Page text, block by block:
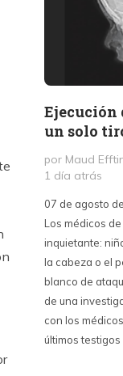
Ejecución
un solo
por Maud
1 día atrás
07 de agosto
Los médicos
inquietante:
la cabeza o el
blanco de
de una
con los
últimos